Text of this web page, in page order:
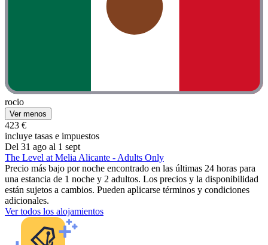
rocio
Ver menos
423 €
incluye tasas e impuestos
Del 31 ago al 1 sept
The Level at Melia Alicante - Adults Only
Precio más bajo por noche encontrado en las últimas 24 horas para
una estancia de 1 noche y 2 adultos. Los precios y la disponibilidad
están sujetos a cambios. Pueden aplicarse términos y condiciones
adicionales.
Ver todos los alojamientos